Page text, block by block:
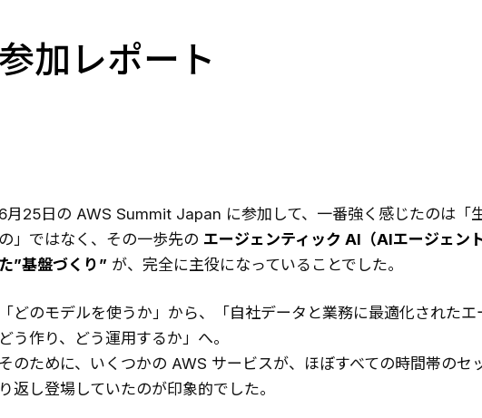
加レポート
6月25日の AWS Summit Japan に参加して、一番強く感じたのは「
の」ではなく、その一歩先の エージェンティック AI（AIエージェン
た”基盤づくり” が、完全に主役になっていることでした。
「どのモデルを使うか」から、「自社データと業務に最適化されたエ
どう作り、どう運用するか」へ。
そのために、いくつかの AWS サービスが、ほぼすべての時間帯のセ
り返し登場していたのが印象的でした。